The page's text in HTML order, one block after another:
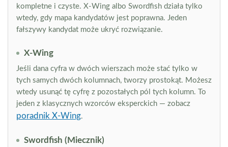
kompletne i czyste. X-Wing albo Swordfish działa tylko
wtedy, gdy mapa kandydatów jest poprawna. Jeden
fałszywy kandydat może ukryć rozwiązanie.
X-Wing
Jeśli dana cyfra w dwóch wierszach może stać tylko w
tych samych dwóch kolumnach, tworzy prostokąt. Możesz
wtedy usunąć tę cyfrę z pozostałych pól tych kolumn. To
jeden z klasycznych wzorców eksperckich — zobacz
poradnik X-Wing.
Swordfish (Miecznik)